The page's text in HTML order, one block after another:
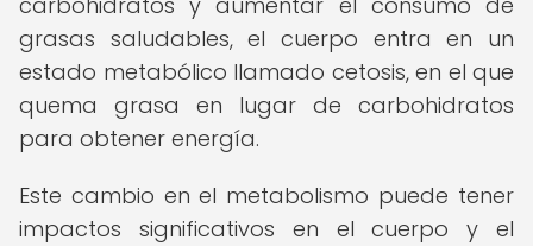
grasas saludables, el cuerpo entra en un
estado metabólico llamado cetosis, en el que
quema grasa en lugar de carbohidratos
para obtener energía.
Este cambio en el metabolismo puede tener
impactos significativos en el cuerpo y el